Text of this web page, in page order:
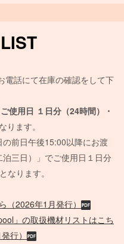
電話にて在庫の確認をして下
ご使用日 １日分（24時間）・
ります。
前日午後15:00以降にお渡
三日）」でご使用日１日分
なります。
（2026年1月発行）
」の取扱機材リストはこち
行）